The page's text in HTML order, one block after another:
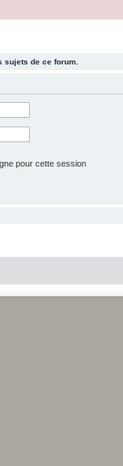
sujets de ce forum.
pour cette session